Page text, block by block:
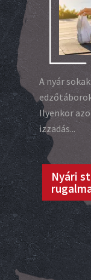
A nyár
Ilyenkor
izzadás...
Nyári